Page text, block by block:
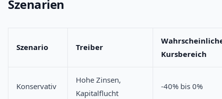
Szenarien
Szenario Treiber
Kursbereich
Konservativ
Hohe Zinsen,
Kapitalflucht
-40% bis 0%